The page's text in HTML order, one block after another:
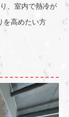
、室内で熱冷が
を高めたい方